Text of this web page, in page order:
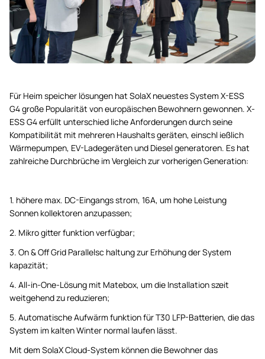
Für Heim speicher lösungen hat SolaX neuestes System X-ESS
G4 große Popularität von europäischen Bewohnern gewonnen. X-
ESS G4 erfüllt unterschied liche Anforderungen durch seine
Kompatibilität mit mehreren Haushalts geräten, einschl ießlich
Wärmepumpen, EV-Ladegeräten und Diesel generatoren. Es hat
zahlreiche Durchbrüche im Vergleich zur vorherigen Generation:
1. höhere max. DC-Eingangs strom, 16A, um hohe Leistung
Sonnen kollektoren anzupassen;
2. Mikro gitter funktion verfügbar;
3. On & Off Grid Parallelsc haltung zur Erhöhung der System
kapazität;
4. All-in-One-Lösung mit Matebox, um die Installation szeit
weitgehend zu reduzieren;
5. Automatische Aufwärm funktion für T30 LFP-Batterien, die das
System im kalten Winter normal laufen lässt.
Mit dem SolaX Cloud-System können die Bewohner das